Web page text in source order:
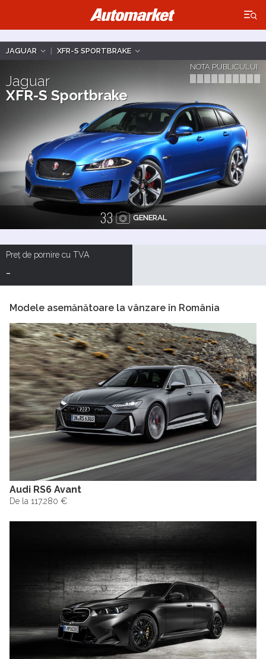
×
JAGUAR | XFR-S SPORTBRAKE
Jaguar
XFR-S Sportbrake
NOTA PUBLICULUI
33 GENERAL
Preț de pornire cu TVA
-
Modele asemănătoare la vânzare în România
Audi RS6 Avant
De la 117.280 €